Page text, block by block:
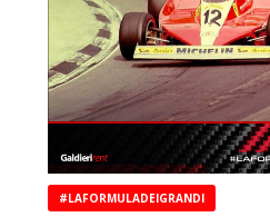
#LAFORMULADEIGRANDI